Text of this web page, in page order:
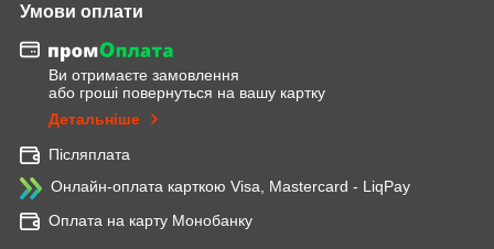
Умови оплати
Ви отримаєте замовлення
або гроші повернуться на вашу картку
Детальніше
Післяплата
Онлайн-оплата карткою Visa, Mastercard - LiqPay
Оплата на карту Монобанку